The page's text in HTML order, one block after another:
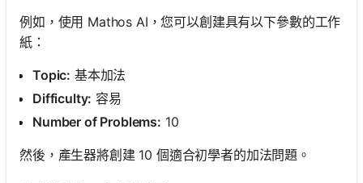
例如，使用 Mathos AI，您可以創建具有以下參數的工作
紙：
Topic: 基本加法
Difficulty: 容易
Number of Problems: 10
然後，產生器將創建 10 個適合初學者的加法問題。